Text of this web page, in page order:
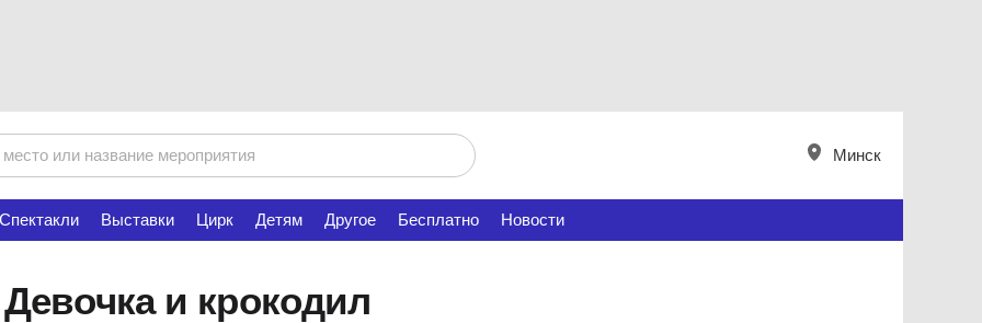
Минск
Спектакли Выставки Цирк Детям Другое Бесплатно Новости
Девочка и крокодил